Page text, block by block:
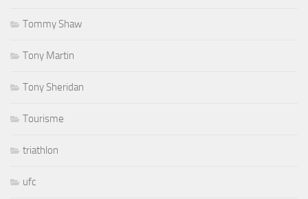
Tommy Shaw
Tony Martin
Tony Sheridan
Tourisme
triathlon
ufc